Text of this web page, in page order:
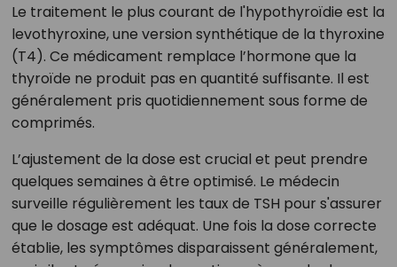
Le traitement le plus courant de l'hypothyroïdie est la
levothyroxine, une version synthétique de la thyroxine
(T4). Ce médicament remplace l’hormone que la
thyroïde ne produit pas en quantité suffisante. Il est
généralement pris quotidiennement sous forme de
comprimés.
L’ajustement de la dose est crucial et peut prendre
quelques semaines à être optimisé. Le médecin
surveille régulièrement les taux de TSH pour s'assurer
que le dosage est adéquat. Une fois la dose correcte
établie, les symptômes disparaissent généralement,